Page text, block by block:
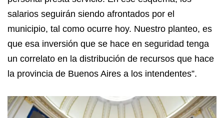
salarios seguirán siendo afrontados por el
municipio, tal como ocurre hoy. Nuestro planteo, es
que esa inversión que se hace en seguridad tenga
un correlato en la distribución de recursos que hace
la provincia de Buenos Aires a los intendentes”.